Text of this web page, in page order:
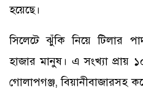
হয়েছে।
সিলেটে ঝুঁকি নিয়ে টিলার
হাজার মানুষ। এ সংখ্যা প্রায়
গোলাপগঞ্জ, বিয়ানীবাজারসহ